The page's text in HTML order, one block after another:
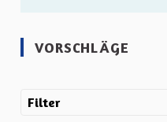
VORSCHLÄGE
Filter